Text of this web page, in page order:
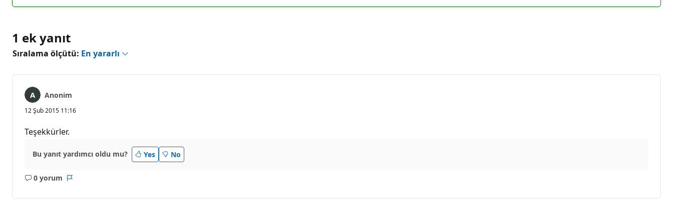
1 ek yanıt
Sıralama ölçütü: En yararlı
Anonim
12 Şub 2015 11:16
Teşekkürler.
Bu yanıt yardımcı oldu mu? Yes No
0 yorum
Açıklama